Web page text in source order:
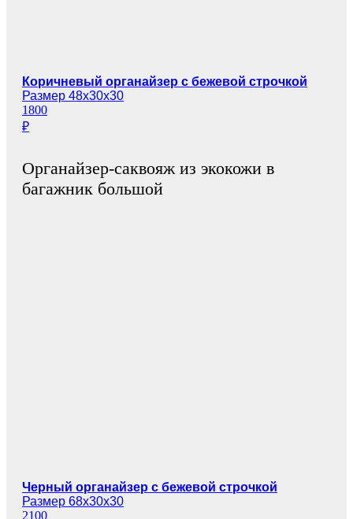
Коричневый органайзер с бежевой строчкой
Размер 48х30х30
1800
₽
Органайзер-саквояж из экокожи в
багажник большой
Черный органайзер с бежевой строчкой
Размер 68х30х30
2100